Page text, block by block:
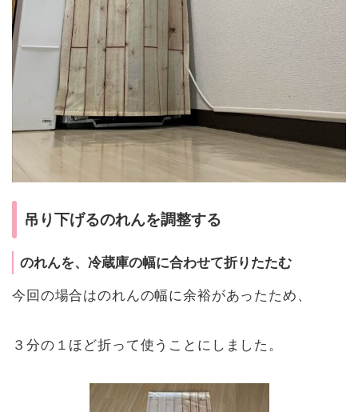
吊り下げるのれんを調整する
のれんを、冷蔵庫の幅に合わせて折りたたむ
今回の場合はのれんの幅に余裕があったため、
３分の１ほど折って使うことにしました。